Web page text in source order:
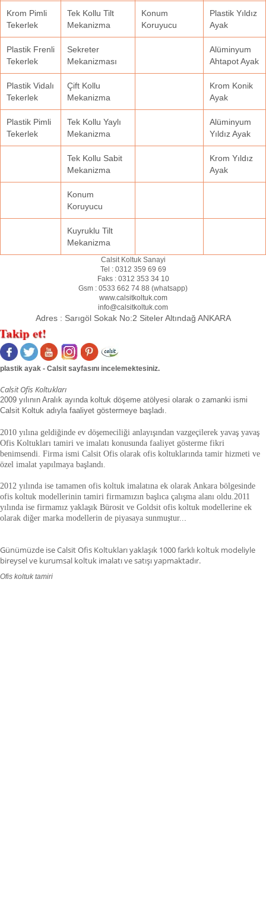
Krom Pimli
Tekerlek
Tek Kollu Tilt
Mekanizma
Konum
Koruyucu
Plastik Yıldız
Ayak
Plastik Frenli
Tekerlek
Sekreter
Mekanizması
Alüminyum
Ahtapot Ayak
Plastik Vidalı
Tekerlek
Çift Kollu
Mekanizma
Krom Konik
Ayak
Plastik Pimli
Tekerlek
Tek Kollu Yaylı
Mekanizma
Alüminyum
Yıldız Ayak
Tek Kollu Sabit
Mekanizma
Krom Yıldız
Ayak
Konum
Koruyucu
Kuyruklu Tilt
Mekanizma
Calsit Koltuk Sanayi
Tel : 0312 359 69 69
Faks : 0312 353 34 10
Gsm : 0533 662 74 88 (whatsapp)
www.calsitkoltuk.com
info@calsitkoltuk.com
Adres : Sarıgöl Sokak No:2 Siteler Altındağ ANKARA
plastik ayak - Calsit sayfasını incelemektesiniz.
Calsit Ofis Koltukları
2009 yılının Aralık ayında koltuk döşeme atölyesi olarak o zamanki ismi
Calsit Koltuk adıyla faaliyet göstermeye başladı.
2010 yılına geldiğinde ev döşemeciliği anlayışından vazgeçilerek yavaş yavaş
Ofis Koltukları tamiri ve imalatı konusunda faaliyet gösterme fikri
benimsendi. Firma ismi Calsit Ofis olarak ofis koltuklarında tamir hizmeti ve
özel imalat yapılmaya başlandı.
2012 yılında ise tamamen ofis koltuk imalatına ek olarak Ankara bölgesinde
ofis koltuk modellerinin tamiri firmamızın başlıca çalışma alanı oldu. 2011
yılında ise firmamız yaklaşık Bürosit ve Goldsit ofis koltuk modellerine ek
olarak diğer marka modellerin de piyasaya sunmuştur.
Günümüzde ise Calsit Ofis Koltukları yaklaşık 1000 farklı koltuk modeliyle
bireysel ve kurumsal koltuk imalatı ve satışı yapmaktadır.
Ofis koltuk tamiri